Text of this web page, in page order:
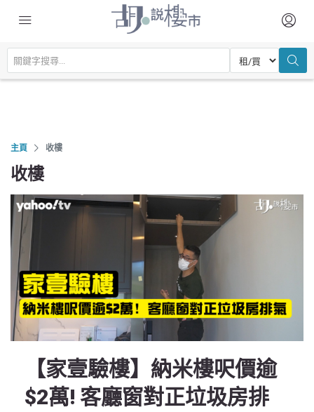
主頁 收樓
收樓
【家壹驗樓】納米樓呎價逾
$2萬! 客廳窗對正垃圾房排